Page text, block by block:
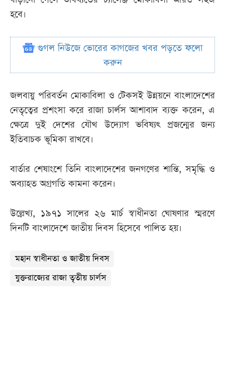
হবে।
গুগল নিউজে ভোরের কাগজের খবর পড়তে ফলো
করুন
জলবায়ু পরিবর্তন মোকাবিলা ও টেকসই উন্নয়নে বাংলাদেশের
নেতৃত্বের প্রশংসা করে রাজা চার্লস আশাবাদ ব্যক্ত করেন, এ
ক্ষেত্রে দুই দেশের যৌথ উদ্যোগ ভবিষ্যৎ প্রজন্মের জন্য
ইতিবাচক ভূমিকা রাখবে।
বার্তার শেষাংশে তিনি বাংলাদেশের জনগণের শান্তি, সমৃদ্ধি ও
অব্যাহত অগ্রগতি কামনা করেন।
উল্লেখ্য, ১৯৭১ সালের ২৬ মার্চ স্বাধীনতা ঘোষণার স্মরণে
দিনটি বাংলাদেশে জাতীয় দিবস হিসেবে পালিত হয়।
মহান স্বাধীনতা ও জাতীয় দিবস
যুক্তরাজ্যের রাজা তৃতীয় চার্লস